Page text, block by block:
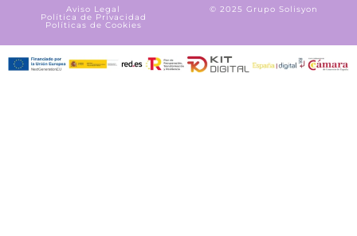
Aviso Legal
Política de Privacidad
Políticas de Cookies
© 2025 Grupo Solisyon